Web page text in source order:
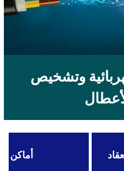
وتشخيص
أماكن